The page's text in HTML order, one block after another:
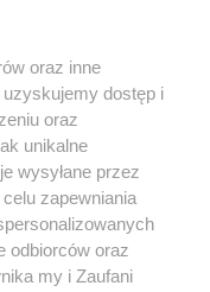
z portali
się z nami
oraz inne
dostęp i
oraz
unikalne
wysyłane przez
zapewniania
odbiorców oraz
my i Zaufani